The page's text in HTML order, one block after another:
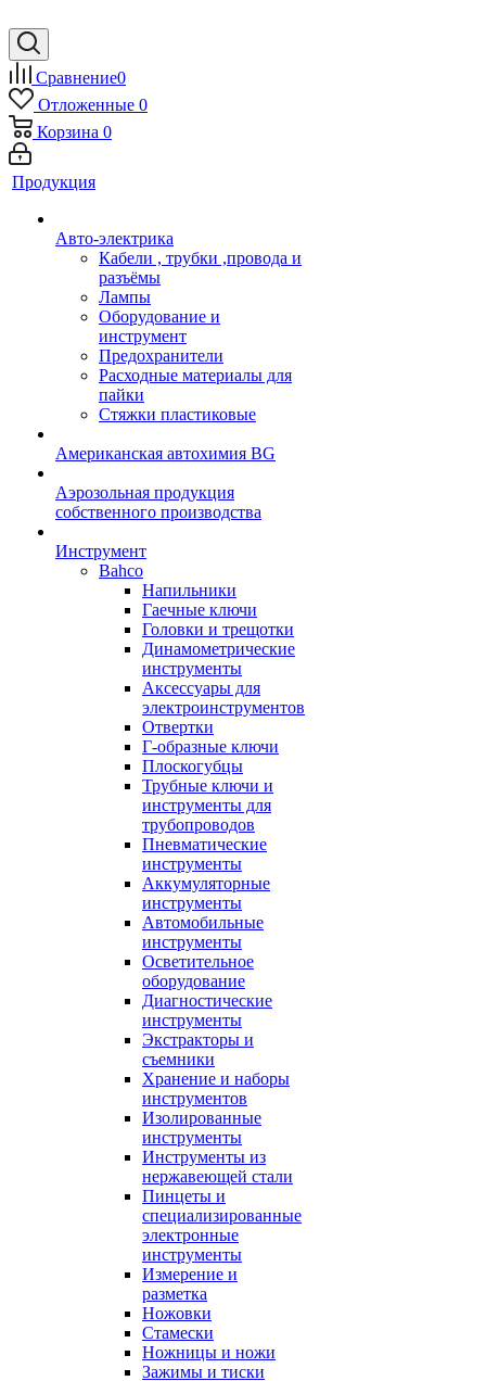
Сравнение0
Отложенные 0
Корзина 0
Продукция
Авто-электрика
Кабели , трубки ,провода и
разъёмы
Лампы
Оборудование и
инструмент
Предохранители
Расходные материалы для
пайки
Стяжки пластиковые
Американская автохимия BG
Аэрозольная продукция
собственного производства
Инструмент
Bahco
Напильники
Гаечные ключи
Головки и трещотки
Динамометрические
инструменты
Аксессуары для
электроинструментов
Отвертки
Г-образные ключи
Плоскогубцы
Трубные ключи и
инструменты для
трубопроводов
Пневматические
инструменты
Аккумуляторные
инструменты
Автомобильные
инструменты
Осветительное
оборудование
Диагностические
инструменты
Экстракторы и
съемники
Хранение и наборы
инструментов
Изолированные
инструменты
Инструменты из
нержавеющей стали
Пинцеты и
специализированные
электронные
инструменты
Измерение и
разметка
Ножовки
Стамески
Ножницы и ножи
Зажимы и тиски